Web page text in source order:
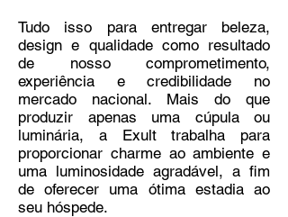
Tudo isso para entregar beleza,
design e qualidade como resultado
de nosso comprometimento,
experiência e credibilidade no
mercado nacional. Mais do que
produzir apenas uma cúpula ou
luminária, a Exult trabalha para
proporcionar charme ao ambiente e
uma luminosidade agradável, a fim
de oferecer uma ótima estadia ao
seu hóspede.